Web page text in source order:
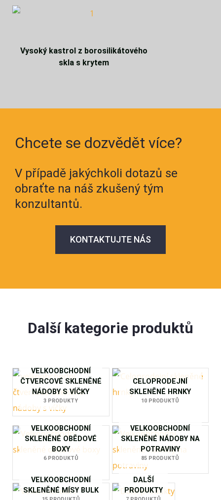
Vysoký kastrol z borosilikátového
skla s krytem
Chcete se dozvědět více?
V případě jakýchkoli dotazů se
obraťte na náš zkušený tým
konzultantů.
KONTAKTUJTE NÁS
Další kategorie produktů
VELKOOBCHODNÍ
ČTVERCOVÉ SKLENĚNÉ
NÁDOBY S VÍČKY
3 PRODUKTY
CELOPRODEJNÍ
SKLENĚNÉ HRNKY
10 PRODUKTŮ
VELKOOBCHODNÍ
SKLENĚNÉ OBĚDOVÉ
BOXY
6 PRODUKTŮ
VELKOOBCHODNÍ
SKLENĚNÉ NÁDOBY NA
POTRAVINY
85 PRODUKTŮ
VELKOOBCHODNÍ
SKLENĚNÉ MÍSY BULK
DALŠÍ
PRODUKTY